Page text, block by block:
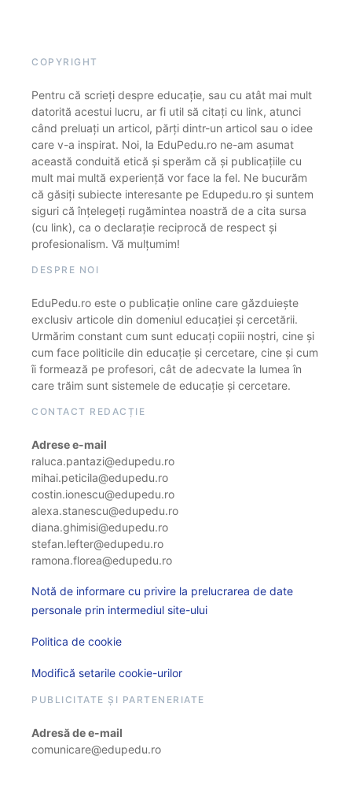
COPYRIGHT
Pentru că scrieți despre educație, sau cu atât mai mult
datorită acestui lucru, ar fi util să citați cu link, atunci
când preluați un articol, părți dintr-un articol sau o idee
care v-a inspirat. Noi, la EduPedu.ro ne-am asumat
această conduită etică și sperăm că și publicațiile cu
mult mai multă experiență vor face la fel. Ne bucurăm
că găsiți subiecte interesante pe Edupedu.ro și suntem
siguri că înțelegeți rugămintea noastră de a cita sursa
(cu link), ca o declarație reciprocă de respect și
profesionalism. Vă mulțumim!
DESPRE NOI
EduPedu.ro este o publicație online care găzduiește
exclusiv articole din domeniul educației și cercetării.
Urmărim constant cum sunt educați copiii noștri, cine și
cum face politicile din educație și cercetare, cine și cum
îi formează pe profesori, cât de adecvate la lumea în
care trăim sunt sistemele de educație și cercetare.
CONTACT REDACȚIE
Adrese e-mail
raluca.pantazi@edupedu.ro
mihai.peticila@edupedu.ro
costin.ionescu@edupedu.ro
alexa.stanescu@edupedu.ro
diana.ghimisi@edupedu.ro
stefan.lefter@edupedu.ro
ramona.florea@edupedu.ro
Notă de informare cu privire la prelucrarea de date
personale prin intermediul site-ului
Politica de cookie
Modifică setarile cookie-urilor
PUBLICITATE ȘI PARTENERIATE
Adresă de e-mail
comunicare@edupedu.ro